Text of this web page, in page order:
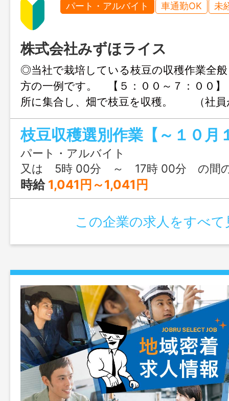
パート・アルバイト 車通勤OK 未
株式会社みずほライス
◎当社で栽培している枝豆の収穫作業全
方の一例です。 【５：００～７：０
所に集合し、畑で枝豆を収穫。 （社員
枝豆を軽トラックへ積み込む） 作業後
憩。 【８：００～１５：００】 ・ト
を下ろし、さやもぎ作業の補助を行う
たり、枝の向きを揃える等） ・枝
（規格外の枝豆を取り除く） 【就業時間
ては応相談】 変更範囲：変更なし
パート・アルバイト
又は 5時 00分 ～ 17時 00分 の間の
時給 1,041円～1,041円
この企業の求人をすべて